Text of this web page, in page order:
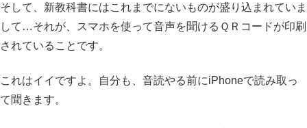
そして、新教科書にはこれまでにないものが盛り込まれていま
して…それが、スマホを使って音声を聞けるＱＲコードが印刷
されていることです。
これはイイですよ。自分も、音読やる前にiPhoneで読み取っ
て聞きます。